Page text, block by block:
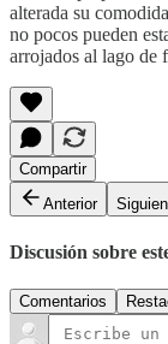
alterada su
no pocos pueden
arrojados al lago de
Compartir
Anterior
Discusión sobre
Comentarios